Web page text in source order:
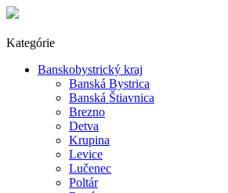
Kategórie
Banskobystrický kraj
Banská Bystrica
Banská Štiavnica
Brezno
Detva
Krupina
Levice
Lučenec
Poltár